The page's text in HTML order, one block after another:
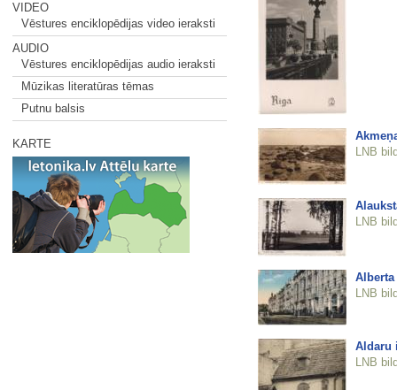
VIDEO
Vēstures enciklopēdijas video ieraksti
AUDIO
Vēstures enciklopēdijas audio ieraksti
Mūzikas literatūras tēmas
Putnu balsis
KARTE
LNB
LNB
Alberta
LNB
Aldaru
LNB